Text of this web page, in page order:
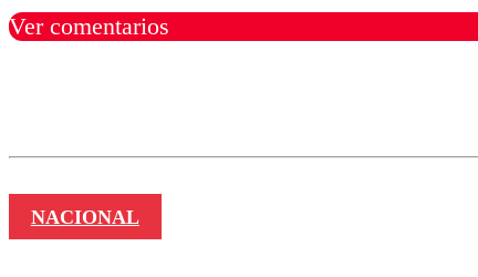
Ver comentarios
NACIONAL